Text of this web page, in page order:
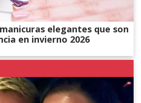
elegantes que son
en invierno 2026